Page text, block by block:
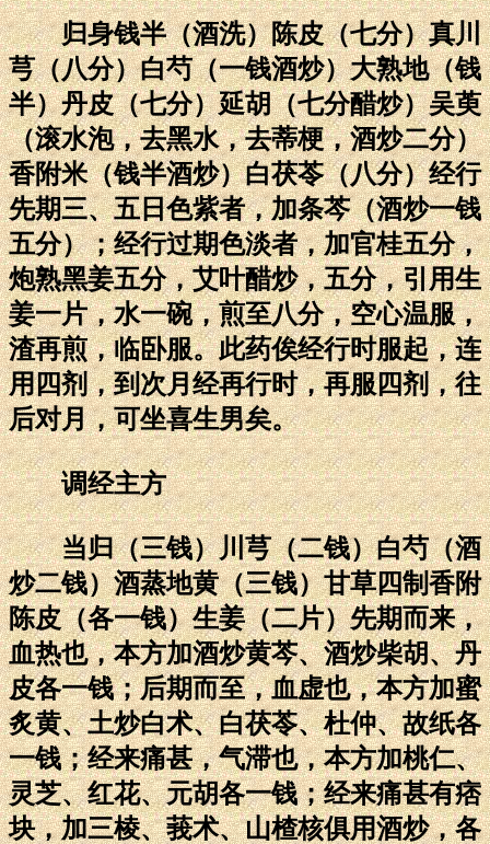
归身钱半（酒洗）陈皮（七分）真川
芎（八分）白芍（一钱酒炒）大熟地（钱
半）丹皮（七分）延胡（七分醋炒）吴萸
（滚水泡，去黑水，去蒂梗，酒炒二分）
香附米（钱半酒炒）白茯苓（八分）经行
先期三、五日色紫者，加条芩（酒炒一钱
五分）；经行过期色淡者，加官桂五分，
炮熟黑姜五分，艾叶醋炒，五分，引用生
姜一片，水一碗，煎至八分，空心温服，
渣再煎，临卧服。此药俟经行时服起，连
用四剂，到次月经再行时，再服四剂，往
后对月，可坐喜生男矣。
调经主方
当归（三钱）川芎（二钱）白芍（酒
炒二钱）酒蒸地黄（三钱）甘草四制香附
陈皮（各一钱）生姜（二片）先期而来，
血热也，本方加酒炒黄芩、酒炒柴胡、丹
皮各一钱；后期而至，血虚也，本方加蜜
炙黄、土炒白术、白茯苓、杜仲、故纸各
一钱；经来痛甚，气滞也，本方加桃仁、
灵芝、红花、元胡各一钱；经来痛甚有痞
块，加三棱、莪术、山楂核俱用酒炒，各